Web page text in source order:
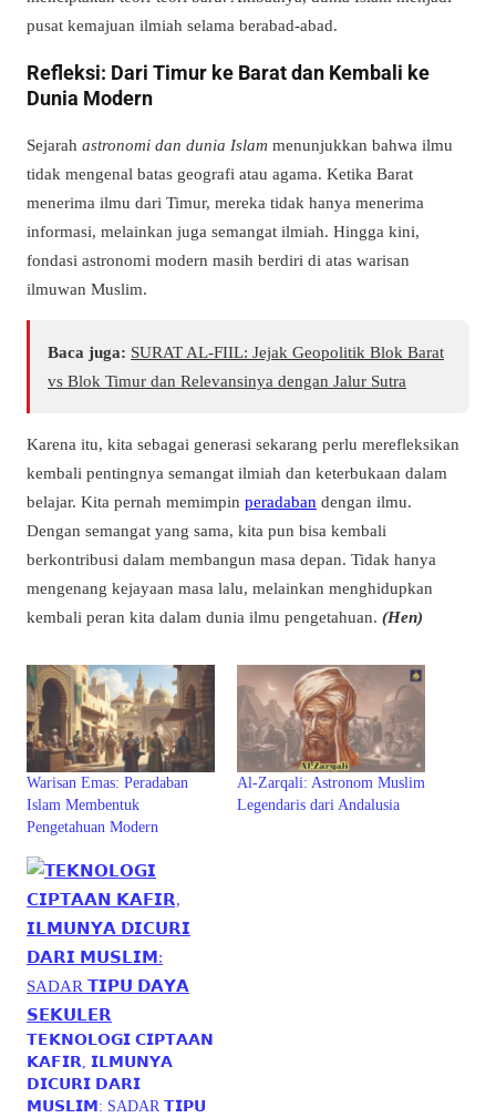
pusat kemajuan ilmiah selama berabad-abad.
Refleksi: Dari Timur ke Barat dan Kembali ke
Dunia Modern
Sejarah astronomi dan dunia Islam menunjukkan bahwa ilmu
tidak mengenal batas geografi atau agama. Ketika Barat
menerima ilmu dari Timur, mereka tidak hanya menerima
informasi, melainkan juga semangat ilmiah. Hingga kini,
fondasi astronomi modern masih berdiri di atas warisan
ilmuwan Muslim.
Baca juga: SURAT AL-FIIL: Jejak Geopolitik Blok Barat
vs Blok Timur dan Relevansinya dengan Jalur Sutra
Karena itu, kita sebagai generasi sekarang perlu merefleksikan
kembali pentingnya semangat ilmiah dan keterbukaan dalam
belajar. Kita pernah memimpin peradaban dengan ilmu.
Dengan semangat yang sama, kita pun bisa kembali
berkontribusi dalam membangun masa depan. Tidak hanya
mengenang kejayaan masa lalu, melainkan menghidupkan
kembali peran kita dalam dunia ilmu pengetahuan. (Hen)
Warisan Emas: Peradaban
Islam Membentuk
Pengetahuan Modern
Al-Zarqali: Astronom Muslim
Legendaris dari Andalusia
𝗧𝗘𝗞𝗡𝗢𝗟𝗢𝗚𝗜 𝗖𝗜𝗣𝗧𝗔𝗔𝗡
𝗞𝗔𝗙𝗜𝗥, 𝗜𝗟𝗠𝗨𝗡𝗬𝗔
𝗗𝗜𝗖𝗨𝗥𝗜 𝗗𝗔𝗥𝗜
𝗠𝗨𝗦𝗟𝗜𝗠: SADAR 𝗧𝗜𝗣𝗨